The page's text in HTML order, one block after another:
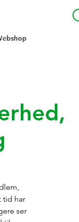
tid har
ser